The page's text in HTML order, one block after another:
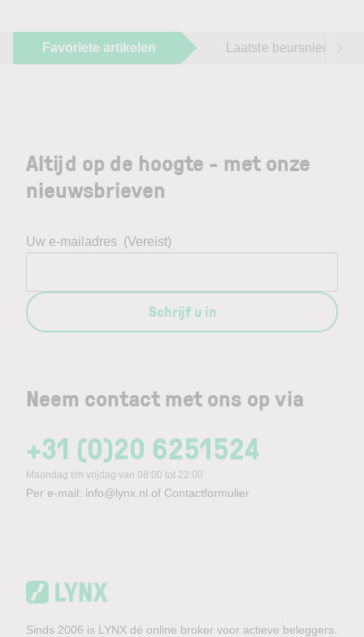
Favoriete artikelen Laatste beursnieuws
Neem contact met ons op via
+31 (0)20 6251524
Maandag t/m vrijdag van 08:00 tot 22:00
Per e-mail: info@lynx.nl of Contactformulier
Altijd op de hoogte - met onze
nieuwsbrieven
Uw e-mailadres (Vereist)
Schrijf u in
Sinds 2006 is LYNX dé online broker voor actieve beleggers.